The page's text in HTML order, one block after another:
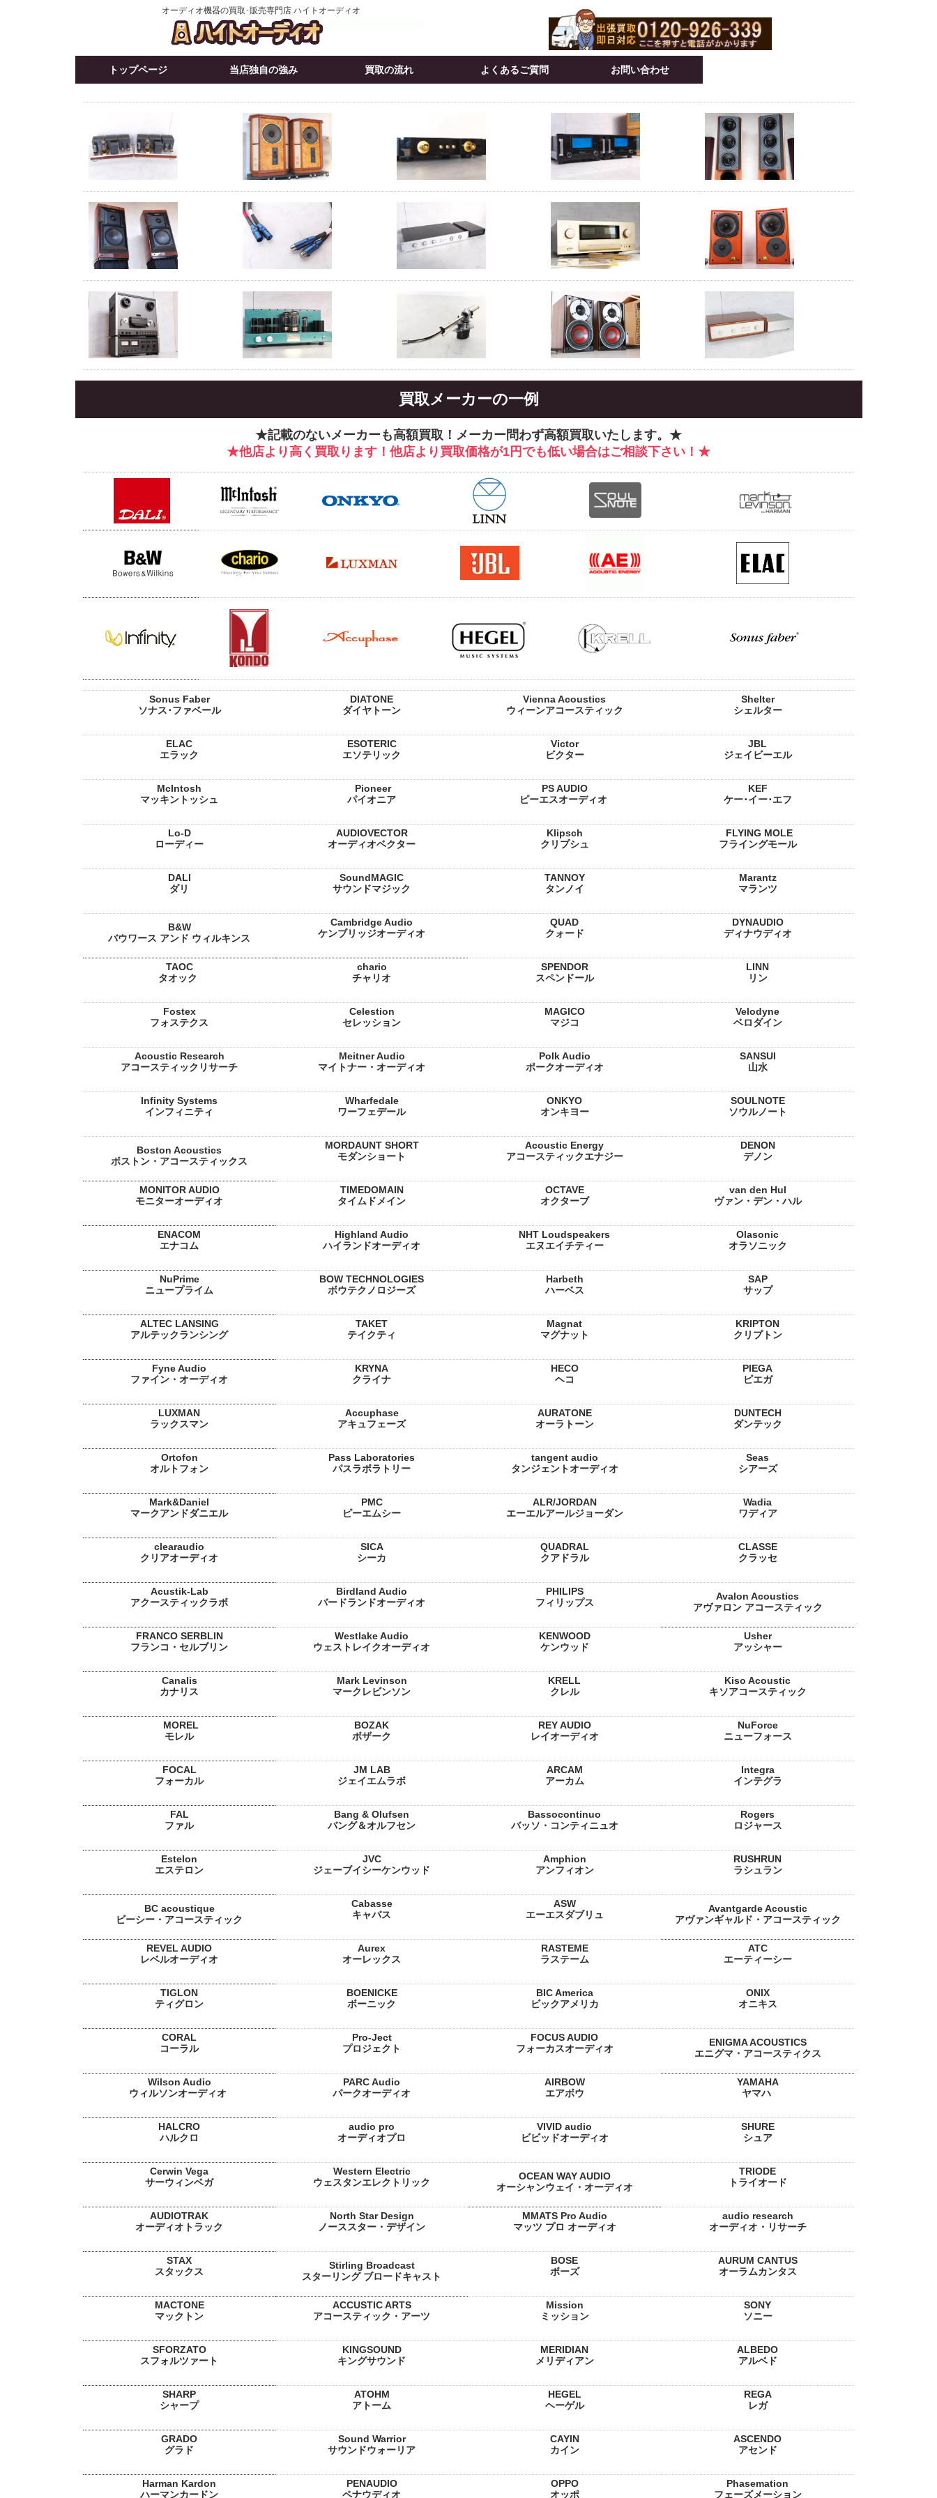
オーディオ機器の買取･販売専門店 ハイトオーディオ
トップページ 当店独自の強み 買取の流れ よくあるご質問 お問い合わせ
買取メーカーの一例
★記載のないメーカーも高額買取！メーカー問わず高額買取いたします。★
★他店より高く買取ります！他店より買取価格が1円でも低い場合はご相談下さい！★
Sonus Faber
ソナス･ファベール
DIATONE
ダイヤトーン
Vienna Acoustics
ウィーンアコースティック
Shelter
シェルター
ELAC
エラック
ESOTERIC
エソテリック
Victor
ビクター
JBL
ジェイビーエル
McIntosh
マッキントッシュ
Pioneer
パイオニア
PS AUDIO
ピーエスオーディオ
KEF
ケー･イー･エフ
Lo-D
ローディー
AUDIOVECTOR
オーディオベクター
Klipsch
クリプシュ
FLYING MOLE
フライングモール
DALI
ダリ
SoundMAGIC
サウンドマジック
TANNOY
タンノイ
Marantz
マランツ
B&W
バウワース アンド ウィルキンス
Cambridge Audio
ケンブリッジオーディオ
QUAD
クォード
DYNAUDIO
ディナウディオ
TAOC
タオック
chario
チャリオ
SPENDOR
スペンドール
LINN
リン
Fostex
フォステクス
Celestion
セレッション
MAGICO
マジコ
Velodyne
ベロダイン
Acoustic Research
アコースティックリサーチ
Meitner Audio
マイトナー・オーディオ
Polk Audio
ポークオーディオ
SANSUI
山水
Infinity Systems
インフィニティ
Wharfedale
ワーフェデール
ONKYO
オンキヨー
SOULNOTE
ソウルノート
Boston Acoustics
ボストン・アコースティックス
MORDAUNT SHORT
モダンショート
Acoustic Energy
アコースティックエナジー
DENON
デノン
MONITOR AUDIO
モニターオーディオ
TIMEDOMAIN
タイムドメイン
OCTAVE
オクターブ
van den Hul
ヴァン・デン・ハル
ENACOM
エナコム
Highland Audio
ハイランドオーディオ
NHT Loudspeakers
エヌエイチティー
Olasonic
オラソニック
NuPrime
ニュープライム
BOW TECHNOLOGIES
ボウテクノロジーズ
Harbeth
ハーベス
SAP
サップ
ALTEC LANSING
アルテックランシング
TAKET
テイクティ
Magnat
マグナット
KRIPTON
クリプトン
Fyne Audio
ファイン・オーディオ
KRYNA
クライナ
HECO
ヘコ
PIEGA
ピエガ
LUXMAN
ラックスマン
Accuphase
アキュフェーズ
AURATONE
オーラトーン
DUNTECH
ダンテック
Ortofon
オルトフォン
Pass Laboratories
パスラボラトリー
tangent audio
タンジェントオーディオ
Seas
シアーズ
Mark&Daniel
マークアンドダニエル
PMC
ピーエムシー
ALR/JORDAN
エーエルアールジョーダン
Wadia
ワディア
clearaudio
クリアオーディオ
SICA
シーカ
QUADRAL
クアドラル
CLASSE
クラッセ
Acustik-Lab
アクースティックラボ
Birdland Audio
バードランドオーディオ
PHILIPS
フィリップス
Avalon Acoustics
アヴァロン アコースティック
FRANCO SERBLIN
フランコ・セルブリン
Westlake Audio
ウェストレイクオーディオ
KENWOOD
ケンウッド
Usher
アッシャー
Canalis
カナリス
Mark Levinson
マークレビンソン
KRELL
クレル
Kiso Acoustic
キソアコースティック
MOREL
モレル
BOZAK
ボザーク
REY AUDIO
レイオーディオ
NuForce
ニューフォース
FOCAL
フォーカル
JM LAB
ジェイエムラボ
ARCAM
アーカム
Integra
インテグラ
FAL
ファル
Bang & Olufsen
バング＆オルフセン
Bassocontinuo
バッソ・コンティニュオ
Rogers
ロジャース
Estelon
エステロン
JVC
ジェーブイシーケンウッド
Amphion
アンフィオン
RUSHRUN
ラシュラン
BC acoustique
ビーシー・アコースティック
Cabasse
キャバス
ASW
エーエスダブリュ
Avantgarde Acoustic
アヴァンギャルド・アコースティック
REVEL AUDIO
レベルオーディオ
Aurex
オーレックス
RASTEME
ラステーム
ATC
エーティーシー
TIGLON
ティグロン
BOENICKE
ボーニック
BIC America
ビックアメリカ
ONIX
オニキス
CORAL
コーラル
Pro-Ject
プロジェクト
FOCUS AUDIO
フォーカスオーディオ
ENIGMA ACOUSTICS
エニグマ・アコースティクス
Wilson Audio
ウィルソンオーディオ
PARC Audio
パークオーディオ
AIRBOW
エアボウ
YAMAHA
ヤマハ
HALCRO
ハルクロ
audio pro
オーディオプロ
VIVID audio
ビビッドオーディオ
SHURE
シュア
Cerwin Vega
サーウィンベガ
Western Electric
ウェスタンエレクトリック
OCEAN WAY AUDIO
オーシャンウェイ・オーディオ
TRIODE
トライオード
AUDIOTRAK
オーディオトラック
North Star Design
ノーススター・デザイン
MMATS Pro Audio
マッツ プロ オーディオ
audio research
オーディオ・リサーチ
STAX
スタックス
Stirling Broadcast
スターリング ブロードキャスト
BOSE
ボーズ
AURUM CANTUS
オーラムカンタス
MACTONE
マックトン
ACCUSTIC ARTS
アコースティック・アーツ
Mission
ミッション
SONY
ソニー
SFORZATO
スフォルツァート
KINGSOUND
キングサウンド
MERIDIAN
メリディアン
ALBEDO
アルベド
SHARP
シャープ
ATOHM
アトーム
HEGEL
ヘーゲル
REGA
レガ
GRADO
グラド
Sound Warrior
サウンドウォーリア
CAYIN
カイン
ASCENDO
アセンド
Harman Kardon
ハーマンカードン
PENAUDIO
ペナウディオ
OPPO
オッポ
Phasemation
フェーズメーション